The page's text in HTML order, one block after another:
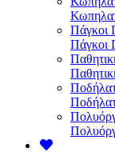
Πάγκοι
Πάγκοι